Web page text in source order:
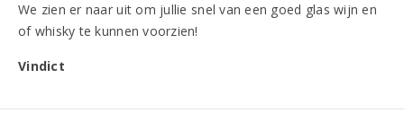
Wijnpakket (6 flessen)
Vergelijkbare artikelen
We zien er naar uit om jullie snel van een goed glas wijn en
of whisky te kunnen voorzien!
Vindict